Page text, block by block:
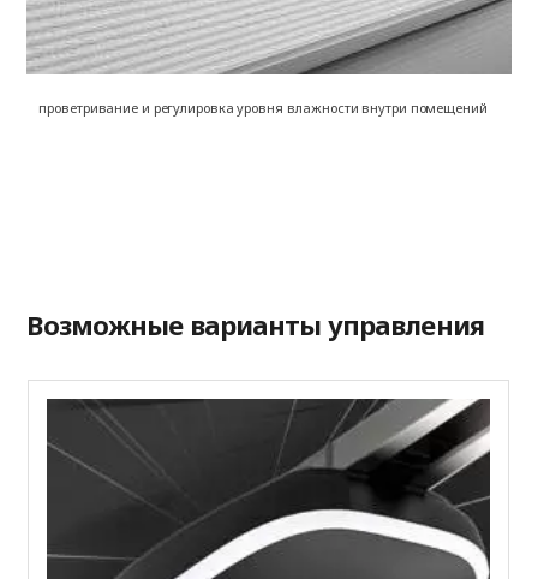
проветривание и регулировка уровня влажности внутри помещений
Возможные варианты управления